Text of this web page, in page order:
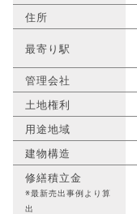
住所
最寄り駅
管理会社
土地権利
用途地域
建物構造
修繕積立金
※最新売出事例より算
出